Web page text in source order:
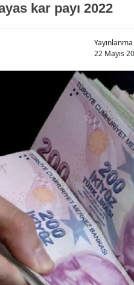
kar payı 2022
Yayınlanma
22 Mayıs